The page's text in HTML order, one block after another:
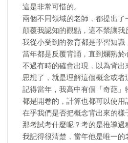
這是非常可惜的。
兩個不同領域的老師，都提出了
顛覆我認知的觀點，這不禁讓我
我從小受到的教育都是學習知識
當年都是反覆背誦，直到爛熟於
不過有時的確會出現，以為背出
思想了，就是理解這個概念或者
記得當年，我高中有個「奇葩」
都是開卷的，計算也都可以使用
在乎我們是否把概念背出來的樣
那考試考什麼呢？考的是推導過
我記得很清楚，當年他是唯一的